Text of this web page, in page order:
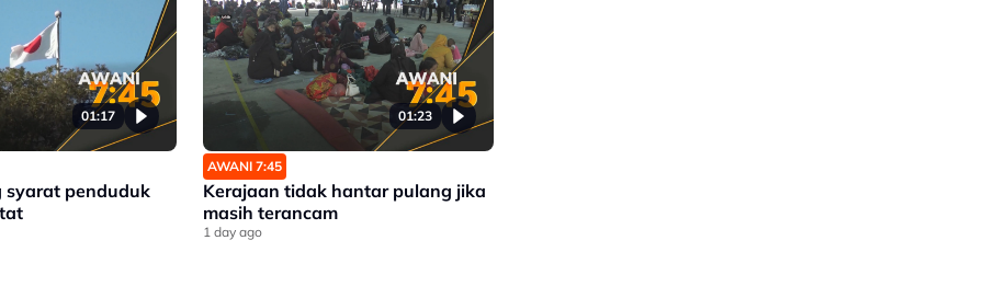
01:17
syarat penduduk
01:23
AWANI 7:45
Kerajaan tidak hantar pulang jika
masih terancam
1 day ago